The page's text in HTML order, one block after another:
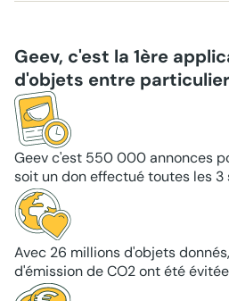
Geev, c'est la 1ère
d'objets entre
Geev c'est 550 000 annonces
soit un don effectué toutes les 3
Avec 26 millions d'objets
d'émission de CO2 ont été